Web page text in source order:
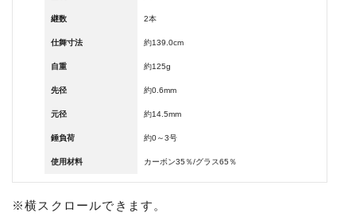
継数 2本
仕舞寸法 約139.0cm
自重 約125g
先径 約0.6mm
元径 約14.5mm
錘負荷 約0～3号
使用材料 カーボン35％/グラス65％
※横スクロールできます。